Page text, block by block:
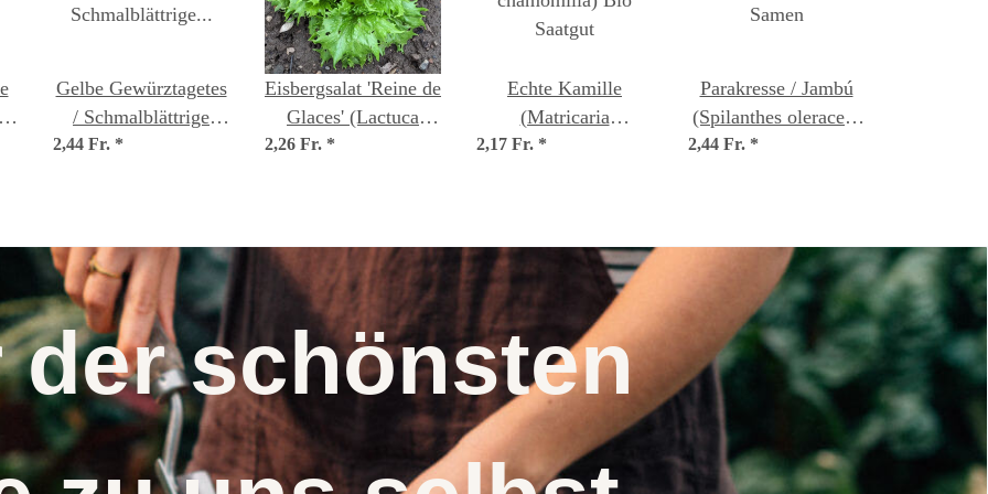
Gelbe Gewürztagetes
/ Schmalblättrige
Studentenblume
2,44 Fr. *
Eisbergsalat 'Reine de
Glaces' (Lactuca
sativa) Samen
2,26 Fr. *
Echte Kamille
(Matricaria
chamomilla) Bio
2,17 Fr. *
Parakresse / Jambú
(Spilanthes oleracea)
Samen
2,44 Fr. *
der schönsten